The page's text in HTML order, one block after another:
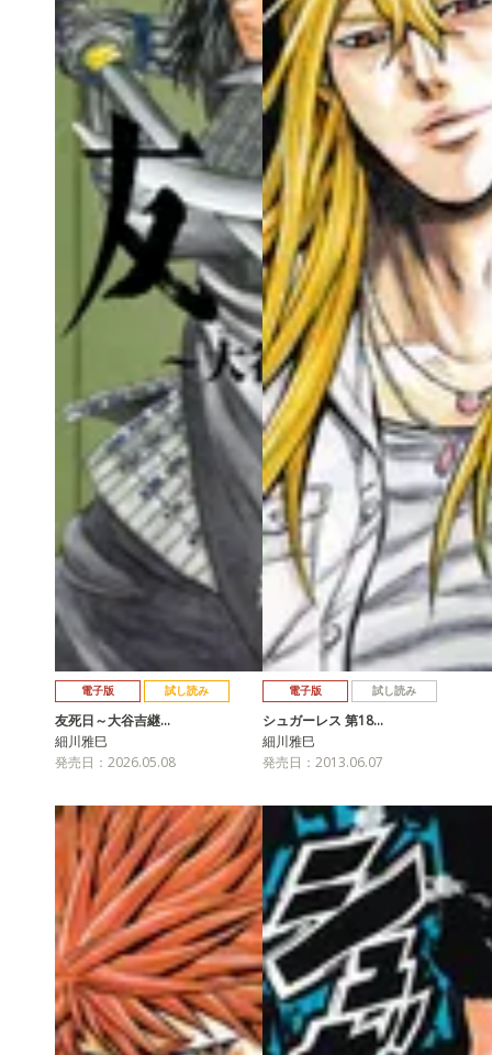
電子版 試し読み
友死日～大谷吉継…
細川雅巳
発売日：2026.05.08
電子版 試し読み
シュガーレス 第18…
細川雅巳
発売日：2013.06.07